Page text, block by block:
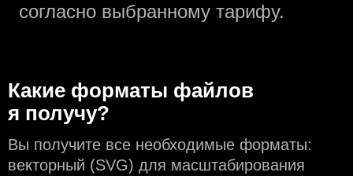
согласно выбранному тарифу.
Какие форматы файлов
я получу?
Вы получите все необходимые форматы:
векторный (SVG) для масштабирования